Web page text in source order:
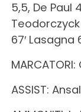
5,5, De Paul
67′ Lasagna
MARCATORI:
ASSIST: